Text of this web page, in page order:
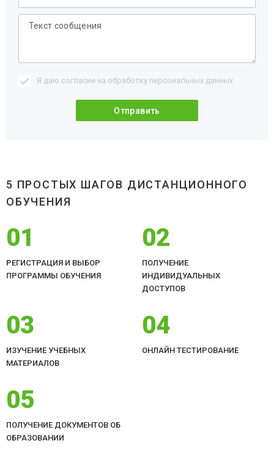
Я даю согласие на обработку персональных данных
5 ПРОСТЫХ ШАГОВ ДИСТАНЦИОННОГО
ОБУЧЕНИЯ
01
РЕГИСТРАЦИЯ И ВЫБОР
ПРОГРАММЫ ОБУЧЕНИЯ
02
ПОЛУЧЕНИЕ
ИНДИВИДУАЛЬНЫХ
ДОСТУПОВ
03
ИЗУЧЕНИЕ УЧЕБНЫХ
МАТЕРИАЛОВ
04
ОНЛАЙН ТЕСТИРОВАНИЕ
05
ПОЛУЧЕНИЕ ДОКУМЕНТОВ ОБ
ОБРАЗОВАНИИ